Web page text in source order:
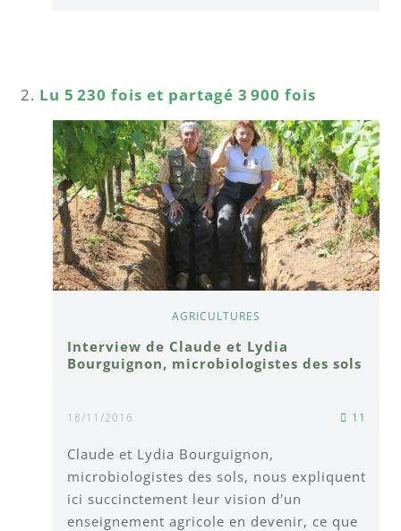
Lu 5 230 fois et partagé 3 900 fois
AGRICULTURES
Interview de Claude et Lydia
Bourguignon, microbiologistes des sols
18/11/2016 11
Claude et Lydia Bourguignon,
microbiologistes des sols, nous expliquent
ici succinctement leur vision d'un
enseignement agricole en devenir, ce que